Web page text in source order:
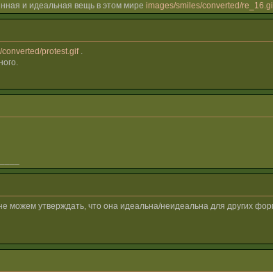
и идеальная вещь в этом мире images/smiles/converted/
protest.gif.
можем утверждать, что она идеальна/неидеальна для других